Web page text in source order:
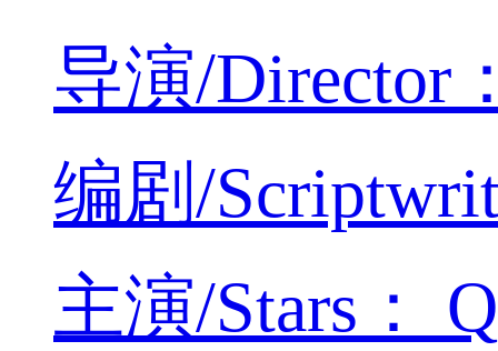
导演/Director
编剧/
主演/Stars：